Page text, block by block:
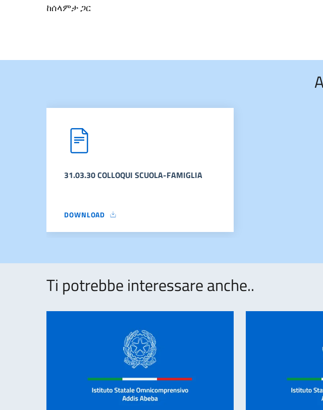
ከሰላምታ ጋር
31.03.30 COLLOQUI SCUOLA-FAMIGLIA
DOWNLOAD
31.03.30 COLLOQUI SCUOLA-FAMIGLIA
Ti potrebbe interessare anche..